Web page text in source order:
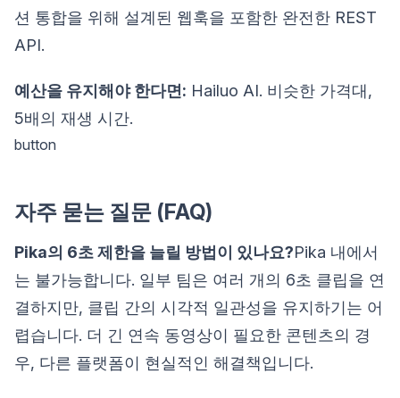
션 통합을 위해 설계된 웹훅을 포함한 완전한 REST
API.
예산을 유지해야 한다면: Hailuo AI. 비슷한 가격대,
5배의 재생 시간.
button
자주 묻는 질문 (FAQ)
Pika의 6초 제한을 늘릴 방법이 있나요?Pika 내에서
는 불가능합니다. 일부 팀은 여러 개의 6초 클립을 연
결하지만, 클립 간의 시각적 일관성을 유지하기는 어
렵습니다. 더 긴 연속 동영상이 필요한 콘텐츠의 경
우, 다른 플랫폼이 현실적인 해결책입니다.